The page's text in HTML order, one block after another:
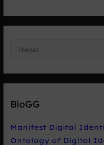
h
l
a
t
BloGG
Manifest Digital
Ontology of Digital